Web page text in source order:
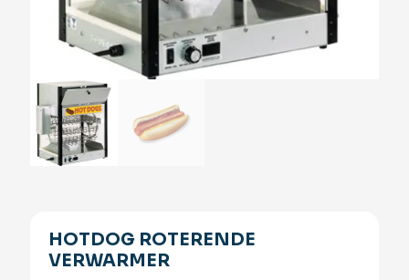
HOTDOG ROTERENDE
VERWARMER